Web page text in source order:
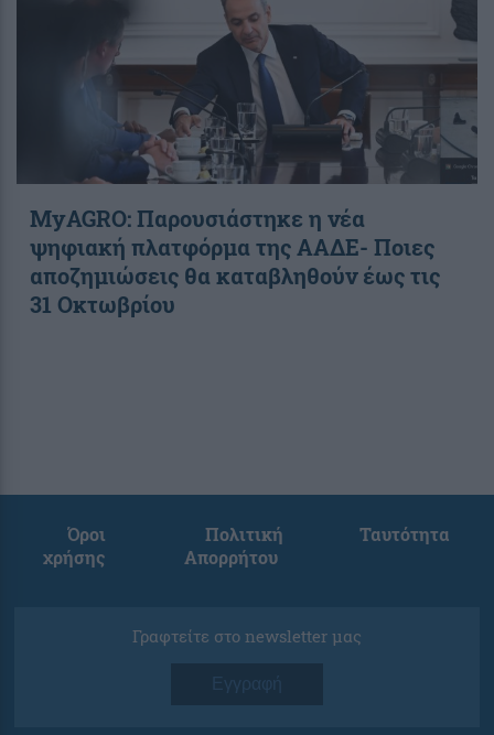
ΜyAGRO: Παρουσιάστηκε η νέα
ψηφιακή πλατφόρμα της ΑΑΔΕ- Ποιες
αποζημιώσεις θα καταβληθούν έως τις
31 Οκτωβρίου
Όροι
χρήσης
Πολιτική
Απορρήτου
Ταυτότητα
Γραφτείτε στο newsletter μας
Εγγραφή